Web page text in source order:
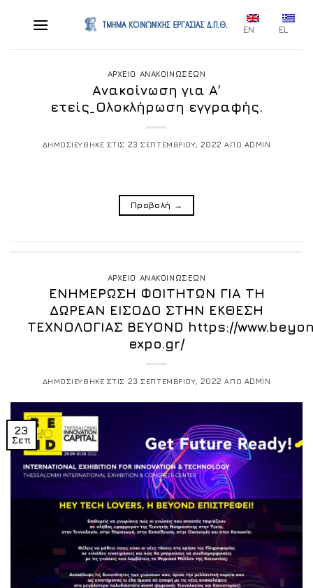
EN EL
ΑΡΧΕΙΟ ΑΝΑΚΟΙΝΩΣΕΩΝ
Ανακοίνωση για Α’
ετείς_Ολοκλήρωση εγγραφής.
ΔΗΜΟΣΙΕΥΘΗΚΕ ΣΤΙΣ 23 ΣΕΠΤΕΜΒΡΙΟΥ, 2022 ΑΠΟ ADMIN
Προβολή →
ΑΡΧΕΙΟ ΑΝΑΚΟΙΝΩΣΕΩΝ
ΕΝΗΜΕΡΩΣΗ ΦΟΙΤΗΤΩΝ ΓΙΑ ΤΗ
ΔΩΡΕΑΝ ΕΙΣΟΔΟ ΣΤΗΝ ΕΚΘΕΣΗ
ΤΕΧΝΟΛΟΓΙΑΣ BEYOND https://
expo.gr/
ΔΗΜΟΣΙΕΥΘΗΚΕ ΣΤΙΣ 23 ΣΕΠΤΕΜΒΡΙΟΥ, 2022 ΑΠΟ ADMIN
23
Σεπ